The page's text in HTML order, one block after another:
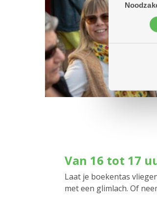
Van 16 tot 17
Laat je boekentas
met een glimlach. Of